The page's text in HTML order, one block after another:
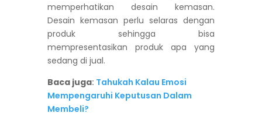
memperhatikan desain kemasan.
Desain kemasan perlu selaras dengan
produk sehingga bisa
mempresentasikan produk apa yang
sedang di jual.
Baca juga: Tahukah Kalau Emosi
Mempengaruhi Keputusan Dalam
Membeli?